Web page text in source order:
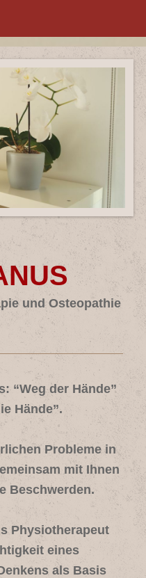
und Osteopathie
“Weg der Hände”
Hände”.
Probleme in
mit Ihnen
Beschwerden.
Physiotherapeut
eines
als Basis